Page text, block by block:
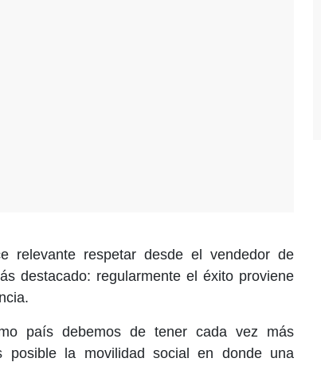
relevante respetar desde el vendedor de
destacado: regularmente el éxito proviene
país debemos de tener cada vez más
posible la movilidad social en donde una